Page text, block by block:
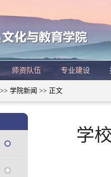
师资队伍 专业建设
>> 学院新闻 >> 正文
学